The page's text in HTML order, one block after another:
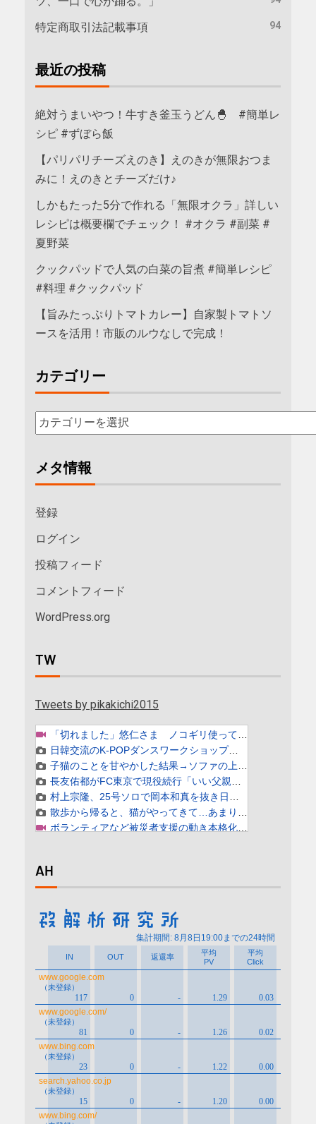
特定商取引法記載事項 94
最近の投稿
絶対うまいやつ！牛すき釜玉うどん🐣 #簡単レ
シピ #ずぼら飯
【パリパリチーズえのき】えのきが無限おつま
みに！えのきとチーズだけ♪
しかもたった5分で作れる「無限オクラ」詳しい
レシピは概要欄でチェック！ #オクラ #副菜 #
夏野菜
クックパッドで人気の白菜の旨煮 #簡単レシピ
#料理 #クックパッド
【旨みたっぷりトマトカレー】自家製トマトソ
ースを活用！市販のルウなしで完成！
カテゴリー
メタ情報
登録
ログイン
投稿フィード
コメントフィード
WordPress.org
TW
Tweets by pikakichi2015
AH